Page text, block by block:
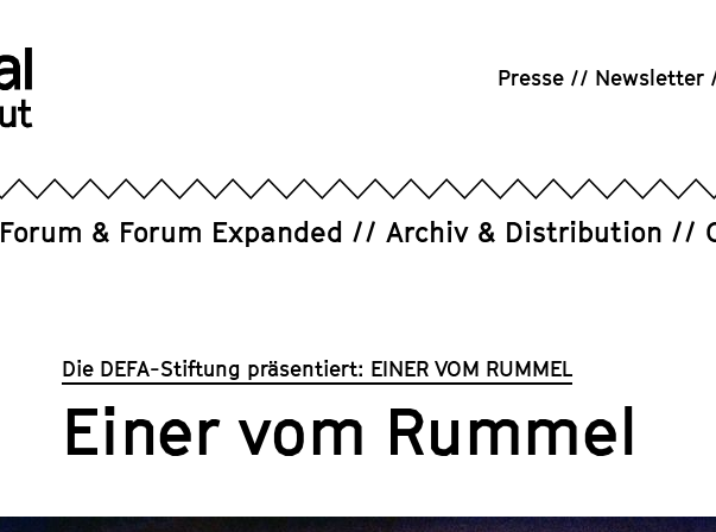
Presse Newsletter
Forum & Forum Expanded Archiv & Distribution
Die DEFA-Stiftung präsentiert: EINER VOM RUMMEL
Einer vom Rummel